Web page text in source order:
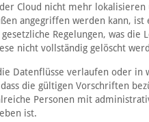
Cloud nicht mehr
angegriffen werden kann,
Regelungen, was die
nicht vollständig gelöscht
Datenflüsse verlaufen oder in
die gültigen Vorschriften
Personen mit
ist.